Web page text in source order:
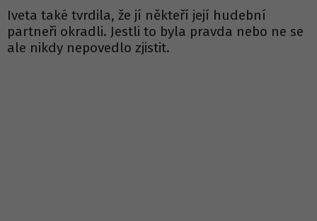
Iveta také tvrdila, že jí někteří její hudební
partneři okradli. Jestli to byla pravda nebo ne se
ale nikdy nepovedlo zjistit.